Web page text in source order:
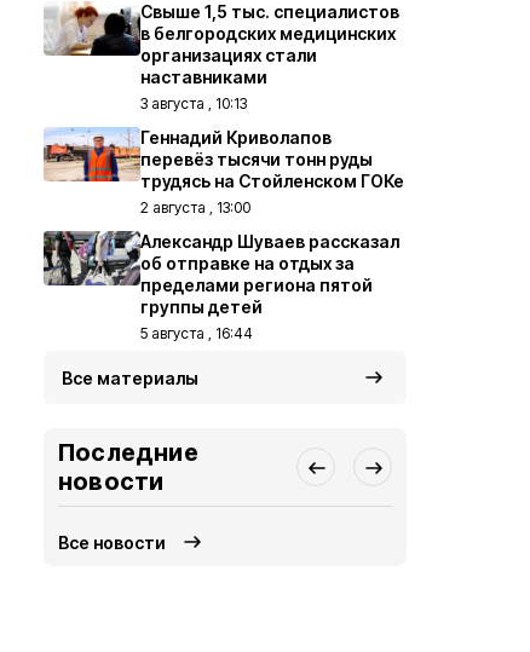
Свыше 1,5 тыс. специалистов
в белгородских медицинских
организациях стали
наставниками
3 августа , 10:13
Геннадий Криволапов
перевёз тысячи тонн руды
трудясь на Стойленском ГОКе
2 августа , 13:00
Александр Шуваев рассказал
об отправке на отдых за
пределами региона пятой
группы детей
5 августа , 16:44
Все материалы
Последние
новости
Все новости